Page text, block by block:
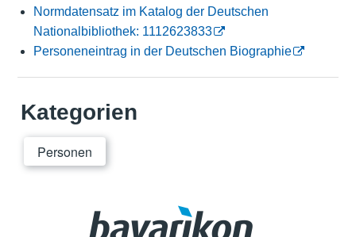
Normdatensatz im Katalog der Deutschen
Nationalbibliothek: 1112623833
Personeneintrag in der Deutschen Biographie
Kategorien
Personen